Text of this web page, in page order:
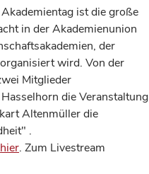
ist die große
in der Akademienunion
der
wird. Von der
Mitglieder
die Veranstaltung
Altenmüller die
.
hier. Zum Livestream